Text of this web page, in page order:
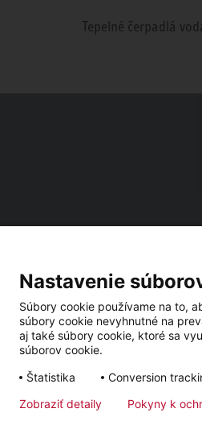
Tepelné čerpadlá
Nastavenie
Súbory cookie používame na to,
súbory cookie nevyhnutné na
aj také súbory cookie, ktoré sa
súborov cookie.
Štatistika
Conversion
Zobraziť detaily Pokyny k